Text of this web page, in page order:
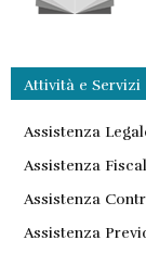
Attività e Servizi
Assistenza
Assistenza
Assistenza
Assistenza